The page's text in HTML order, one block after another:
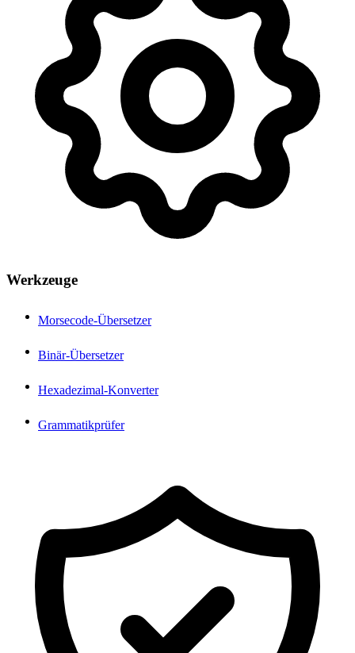
Werkzeuge
Morsecode-Übersetzer
Binär-Übersetzer
Hexadezimal-Konverter
Grammatikprüfer